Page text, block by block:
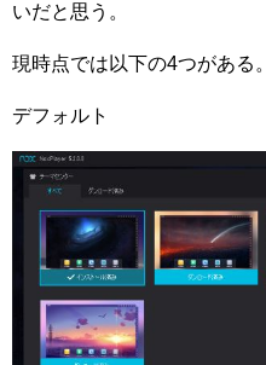
いだと思う。
現時点では以下の4つがある。
デフォルト